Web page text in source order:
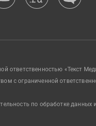
ответственностью «Текст
с ограниченной
по обработке